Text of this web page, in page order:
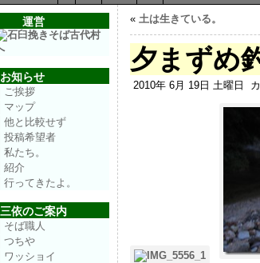
運営
お知らせ
ご挨拶
マップ
他と比較せず
投稿希望者
私たち。
紹介
行ってきたよ。
三依のご案内
そば職人
つちや
ワッショイ
« 土は生きている。
夕まずめ
2010年 6月 19日 土曜日